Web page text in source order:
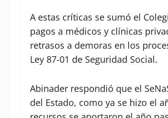
A estas críticas se sumó el
pagos a médicos y clínicas
retrasos a demoras en los
Ley 87-01 de Seguridad Social.
Abinader respondió que el
del Estado, como ya se hizo el